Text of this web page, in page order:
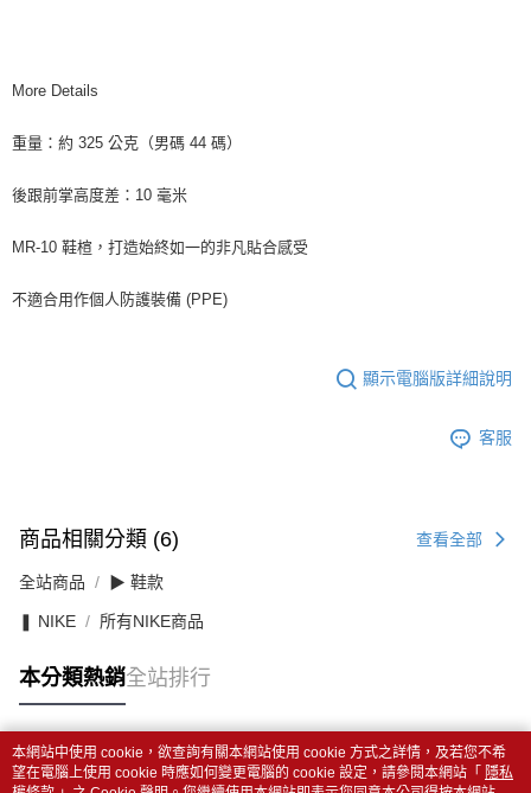
More Details
重量：約 325 公克（男碼 44 碼）
後跟前掌高度差：10 毫米
MR-10 鞋楦，打造始終如一的非凡貼合感受
不適合用作個人防護裝備 (PPE)
顯示電腦版詳細說明
客服
商品相關分類 (6) 查看全部
全站商品 ▶ 鞋款
❚ NIKE 所有NIKE商品
本分類熱銷全站排行
熱門標籤
本網站中使用 cookie，欲查詢有關本網站使用 cookie 方式之詳情，及若您不希
望在電腦上使用 cookie 時應如何變更電腦的 cookie 設定，請參閱本網站「 隱私